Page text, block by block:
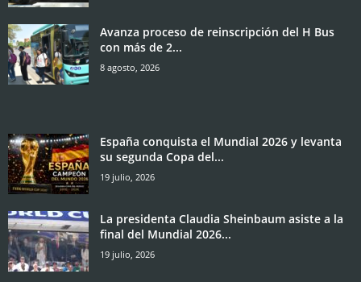
Avanza proceso de reinscripción del H Bus
con más de 2...
8 agosto, 2026
España conquista el Mundial 2026 y levanta
su segunda Copa del...
19 julio, 2026
La presidenta Claudia Sheinbaum asiste a la
final del Mundial 2026...
19 julio, 2026